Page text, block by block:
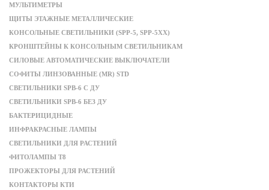
МУЛЬТИМЕТРЫ
ЩИТЫ ЭТАЖНЫЕ МЕТАЛЛИЧЕСКИЕ
КОНСОЛЬНЫЕ СВЕТИЛЬНИКИ (SPP-5, SPP-5XX)
КРОНШТЕЙНЫ К КОНСОЛЬНЫМ СВЕТИЛЬНИКАМ
СИЛОВЫЕ АВТОМАТИЧЕСКИЕ ВЫКЛЮЧАТЕЛИ
СОФИТЫ ЛИНЗОВАННЫЕ (MR) STD
СВЕТИЛЬНИКИ SPB-6 С ДУ
СВЕТИЛЬНИКИ SPB-6 БЕЗ ДУ
БАКТЕРИЦИДНЫЕ
ИНФРАКРАСНЫЕ ЛАМПЫ
СВЕТИЛЬНИКИ ДЛЯ РАСТЕНИЙ
ФИТОЛАМПЫ T8
ПРОЖЕКТОРЫ ДЛЯ РАСТЕНИЙ
КОНТАКТОРЫ КТИ